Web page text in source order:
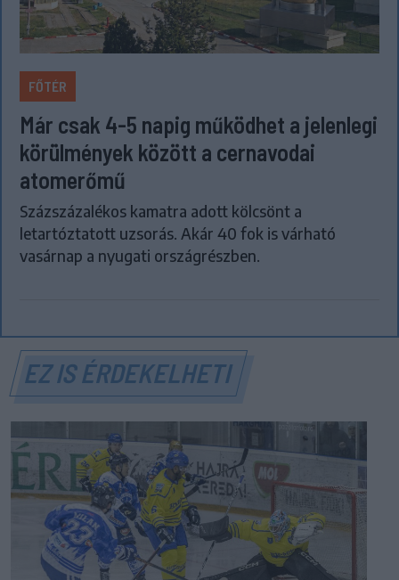
FŐTÉR
Már csak 4-5 napig működhet a jelenlegi
körülmények között a cernavodai
atomerőmű
Százszázalékos kamatra adott kölcsönt a
letartóztatott uzsorás. Akár 40 fok is várható
vasárnap a nyugati országrészben.
EZ IS ÉRDEKELHETI